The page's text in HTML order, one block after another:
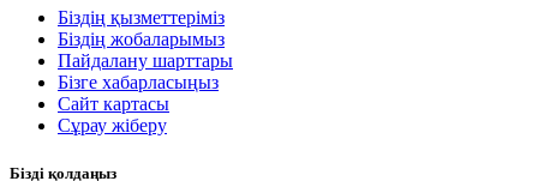
Біздің қызметтеріміз
Біздің жобаларымыз
Пайдалану шарттары
Бізге хабарласыңыз
Сайт картасы
Сұрау жіберу
Бізді қолдаңыз